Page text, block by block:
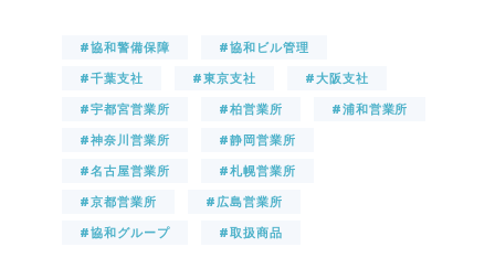
#協和警備保障
#協和ビル管理
#千葉支社
#東京支社
#大阪支社
#宇都宮営業所
#柏営業所
#浦和営業所
#神奈川営業所
#静岡営業所
#名古屋営業所
#札幌営業所
#京都営業所
#広島営業所
#協和グループ
#取扱商品